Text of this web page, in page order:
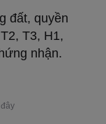
đất, quyền
T3, H1,
nhận.